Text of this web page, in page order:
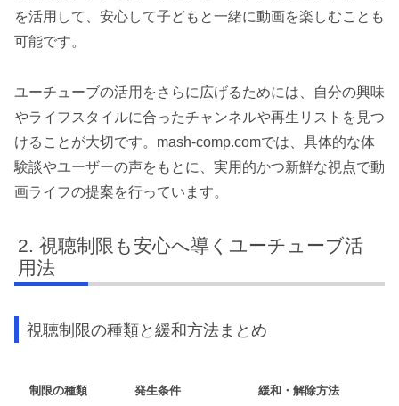
を活用して、安心して子どもと一緒に動画を楽しむことも
可能です。
ユーチューブの活用をさらに広げるためには、自分の興味
やライフスタイルに合ったチャンネルや再生リストを見つ
けることが大切です。mash-comp.comでは、具体的な体
験談やユーザーの声をもとに、実用的かつ新鮮な視点で動
画ライフの提案を行っています。
視聴制限も安心へ導くユーチューブ活
用法
視聴制限の種類と緩和方法まとめ
制限の種類 発生条件 緩和・解除方法